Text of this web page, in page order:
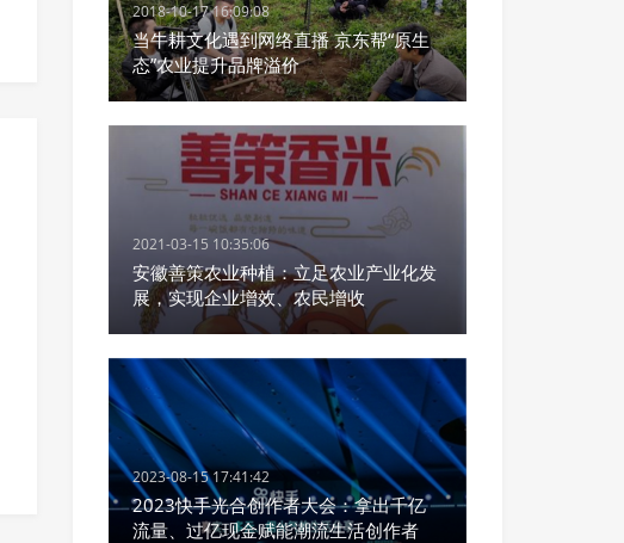
2018-10-17 16:09:08
当牛耕文化遇到网络直播 京东帮“原生
态”农业提升品牌溢价
2021-03-15 10:35:06
安徽善策农业种植：立足农业产业化发
展，实现企业增效、农民增收
2023-08-15 17:41:42
2023快手光合创作者大会：拿出千亿
流量、过亿现金赋能潮流生活创作者